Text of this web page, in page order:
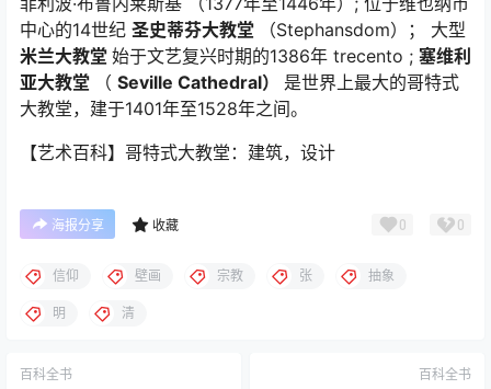
中心的14世纪 圣史蒂芬大教堂
（Stephansdom）； 大型
米兰大教堂 始于文艺复兴时期的1386年 trecento ; 塞维利
亚大教堂
（ Seville Cathedral） 是世界上最大的哥特式
大教堂，建于1401年至1528年之间。
【艺术百科】哥特式大教堂：建筑，设计
海报分享 收藏 0 0
信仰 壁画 宗教 张 抽象
明 清
百科全书 百科全书